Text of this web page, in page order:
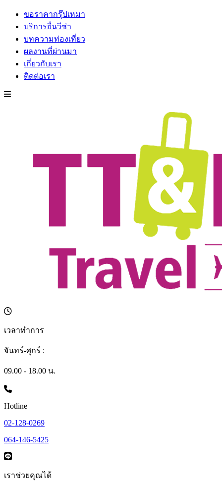
ขอราคากรุ๊ปเหมา
บริการยื่นวีซ่า
บทความท่องเที่ยว
ผลงานที่ผ่านมา
เกี่ยวกับเรา
ติดต่อเรา
เวลาทำการ
จันทร์-ศุกร์ :
09.00 - 18.00 น.
Hotline
02-128-0269
064-146-5425
เราช่วยคุณได้